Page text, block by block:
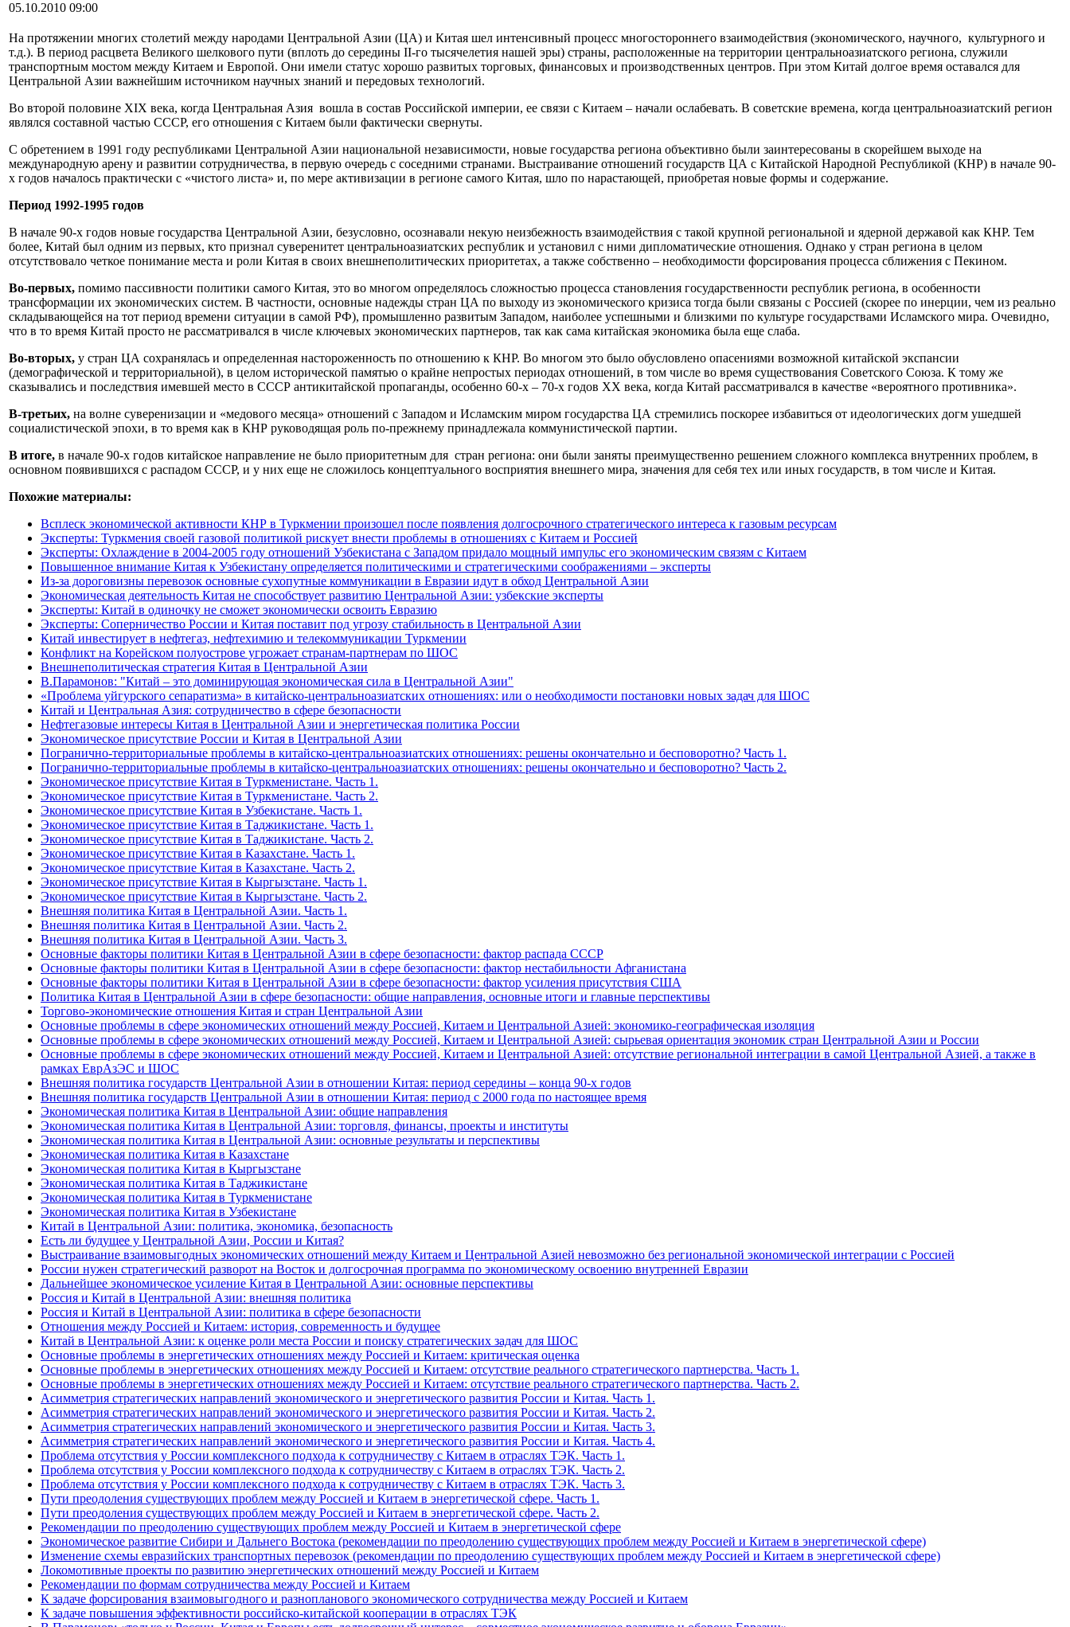
05.10.2010 09:00
На протяжении многих столетий между народами Центральной Азии (ЦА) и Китая шел интенсивный процесс многостороннего взаимодействия (экономического, научного, культурного и
т.д.). В период расцвета Великого шелкового пути (вплоть до середины II-го тысячелетия нашей эры) страны, расположенные на территории центральноазиатского региона, служили
транспортным мостом между Китаем и Европой. Они имели статус хорошо развитых торговых, финансовых и производственных центров. При этом Китай долгое время оставался для
Центральной Азии важнейшим источником научных знаний и передовых технологий.
Во второй половине XIX века, когда Центральная Азия вошла в состав Российской империи, ее связи с Китаем – начали ослабевать. В советские времена, когда центральноазиатский регион
являлся составной частью СССР, его отношения с Китаем были фактически свернуты.
С обретением в 1991 году республиками Центральной Азии национальной независимости, новые государства региона объективно были заинтересованы в скорейшем выходе на
международную арену и развитии сотрудничества, в первую очередь с соседними странами. Выстраивание отношений государств ЦА с Китайской Народной Республикой (КНР) в начале 90-
х годов началось практически с «чистого листа» и, по мере активизации в регионе самого Китая, шло по нарастающей, приобретая новые формы и содержание.
Период 1992-1995 годов
В начале 90-х годов новые государства Центральной Азии, безусловно, осознавали некую неизбежность взаимодействия с такой крупной региональной и ядерной державой как КНР. Тем
более, Китай был одним из первых, кто признал суверенитет центральноазиатских республик и установил с ними дипломатические отношения. Однако у стран региона в целом
отсутствовало четкое понимание места и роли Китая в своих внешнеполитических приоритетах, а также собственно – необходимости форсирования процесса сближения с Пекином.
Во-первых, помимо пассивности политики самого Китая, это во многом определялось сложностью процесса становления государственности республик региона, в особенности
трансформации их экономических систем. В частности, основные надежды стран ЦА по выходу из экономического кризиса тогда были связаны с Россией (скорее по инерции, чем из реально
складывающейся на тот период времени ситуации в самой РФ), промышленно развитым Западом, наиболее успешными и близкими по культуре государствами Исламского мира. Очевидно,
что в то время Китай просто не рассматривался в числе ключевых экономических партнеров, так как сама китайская экономика была еще слаба.
Во-вторых, у стран ЦА сохранялась и определенная настороженность по отношению к КНР. Во многом это было обусловлено опасениями возможной китайской экспансии
(демографической и территориальной), в целом исторической памятью о крайне непростых периодах отношений, в том числе во время существования Советского Союза. К тому же
сказывались и последствия имевшей место в СССР антикитайской пропаганды, особенно 60-х – 70-х годов XX века, когда Китай рассматривался в качестве «вероятного противника».
В-третьих, на волне суверенизации и «медового месяца» отношений с Западом и Исламским миром государства ЦА стремились поскорее избавиться от идеологических догм ушедшей
социалистической эпохи, в то время как в КНР руководящая роль по-прежнему принадлежала коммунистической партии.
В итоге, в начале 90-х годов китайское направление не было приоритетным для стран региона: они были заняты преимущественно решением сложного комплекса внутренних проблем, в
основном появившихся с распадом СССР, и у них еще не сложилось концептуального восприятия внешнего мира, значения для себя тех или иных государств, в том числе и Китая.
Похожие материалы:
Всплеск экономической активности КНР в Туркмении произошел после появления долгосрочного стратегического интереса к газовым ресурсам
Эксперты: Туркмения своей газовой политикой рискует внести проблемы в отношениях с Китаем и Россией
Эксперты: Охлаждение в 2004-2005 году отношений Узбекистана с Западом придало мощный импульс его экономическим связям с Китаем
Повышенное внимание Китая к Узбекистану определяется политическими и стратегическими соображениями – эксперты
Из-за дороговизны перевозок основные сухопутные коммуникации в Евразии идут в обход Центральной Азии
Экономическая деятельность Китая не способствует развитию Центральной Азии: узбекские эксперты
Эксперты: Китай в одиночку не сможет экономически освоить Евразию
Эксперты: Соперничество России и Китая поставит под угрозу стабильность в Центральной Азии
Китай инвестирует в нефтегаз, нефтехимию и телекоммуникации Туркмении
Конфликт на Корейском полуострове угрожает странам-партнерам по ШОС
Внешнеполитическая стратегия Китая в Центральной Азии
В.Парамонов: "Китай – это доминирующая экономическая сила в Центральной Азии"
«Проблема уйгурского сепаратизма» в китайско-центральноазиатских отношениях: или о необходимости постановки новых задач для ШОС
Китай и Центральная Азия: сотрудничество в сфере безопасности
Нефтегазовые интересы Китая в Центральной Азии и энергетическая политика России
Экономическое присутствие России и Китая в Центральной Азии
Погранично-территориальные проблемы в китайско-центральноазиатских отношениях: решены окончательно и бесповоротно? Часть 1.
Погранично-территориальные проблемы в китайско-центральноазиатских отношениях: решены окончательно и бесповоротно? Часть 2.
Экономическое присутствие Китая в Туркменистане. Часть 1.
Экономическое присутствие Китая в Туркменистане. Часть 2.
Экономическое присутствие Китая в Узбекистане. Часть 1.
Экономическое присутствие Китая в Таджикистане. Часть 1.
Экономическое присутствие Китая в Таджикистане. Часть 2.
Экономическое присутствие Китая в Казахстане. Часть 1.
Экономическое присутствие Китая в Казахстане. Часть 2.
Экономическое присутствие Китая в Кыргызстане. Часть 1.
Экономическое присутствие Китая в Кыргызстане. Часть 2.
Внешняя политика Китая в Центральной Азии. Часть 1.
Внешняя политика Китая в Центральной Азии. Часть 2.
Внешняя политика Китая в Центральной Азии. Часть 3.
Основные факторы политики Китая в Центральной Азии в сфере безопасности: фактор распада СССР
Основные факторы политики Китая в Центральной Азии в сфере безопасности: фактор нестабильности Афганистана
Основные факторы политики Китая в Центральной Азии в сфере безопасности: фактор усиления присутствия США
Политика Китая в Центральной Азии в сфере безопасности: общие направления, основные итоги и главные перспективы
Торгово-экономические отношения Китая и стран Центральной Азии
Основные проблемы в сфере экономических отношений между Россией, Китаем и Центральной Азией: экономико-географическая изоляция
Основные проблемы в сфере экономических отношений между Россией, Китаем и Центральной Азией: сырьевая ориентация экономик стран Центральной Азии и России
Основные проблемы в сфере экономических отношений между Россией, Китаем и Центральной Азией: отсутствие региональной интеграции в самой Центральной Азией, а также в
рамках ЕврАзЭС и ШОС
Внешняя политика государств Центральной Азии в отношении Китая: период середины – конца 90-х годов
Внешняя политика государств Центральной Азии в отношении Китая: период с 2000 года по настоящее время
Экономическая политика Китая в Центральной Азии: общие направления
Экономическая политика Китая в Центральной Азии: торговля, финансы, проекты и институты
Экономическая политика Китая в Центральной Азии: основные результаты и перспективы
Экономическая политика Китая в Казахстане
Экономическая политика Китая в Кыргызстане
Экономическая политика Китая в Таджикистане
Экономическая политика Китая в Туркменистане
Экономическая политика Китая в Узбекистане
Китай в Центральной Азии: политика, экономика, безопасность
Есть ли будущее у Центральной Азии, России и Китая?
Выстраивание взаимовыгодных экономических отношений между Китаем и Центральной Азией невозможно без региональной экономической интеграции с Россией
России нужен стратегический разворот на Восток и долгосрочная программа по экономическому освоению внутренней Евразии
Дальнейшее экономическое усиление Китая в Центральной Азии: основные перспективы
Россия и Китай в Центральной Азии: внешняя политика
Россия и Китай в Центральной Азии: политика в сфере безопасности
Отношения между Россией и Китаем: история, современность и будущее
Китай в Центральной Азии: к оценке роли места России и поиску стратегических задач для ШОС
Основные проблемы в энергетических отношениях между Россией и Китаем: критическая оценка
Основные проблемы в энергетических отношениях между Россией и Китаем: отсутствие реального стратегического партнерства. Часть 1.
Основные проблемы в энергетических отношениях между Россией и Китаем: отсутствие реального стратегического партнерства. Часть 2.
Асимметрия стратегических направлений экономического и энергетического развития России и Китая. Часть 1.
Асимметрия стратегических направлений экономического и энергетического развития России и Китая. Часть 2.
Асимметрия стратегических направлений экономического и энергетического развития России и Китая. Часть 3.
Асимметрия стратегических направлений экономического и энергетического развития России и Китая. Часть 4.
Проблема отсутствия у России комплексного подхода к сотрудничеству с Китаем в отраслях ТЭК. Часть 1.
Проблема отсутствия у России комплексного подхода к сотрудничеству с Китаем в отраслях ТЭК. Часть 2.
Проблема отсутствия у России комплексного подхода к сотрудничеству с Китаем в отраслях ТЭК. Часть 3.
Пути преодоления существующих проблем между Россией и Китаем в энергетической сфере. Часть 1.
Пути преодоления существующих проблем между Россией и Китаем в энергетической сфере. Часть 2.
Рекомендации по преодолению существующих проблем между Россией и Китаем в энергетической сфере
Экономическое развитие Сибири и Дальнего Востока (рекомендации по преодолению существующих проблем между Россией и Китаем в энергетической сфере)
Изменение схемы евразийских транспортных перевозок (рекомендации по преодолению существующих проблем между Россией и Китаем в энергетической сфере)
Локомотивные проекты по развитию энергетических отношений между Россией и Китаем
Рекомендации по формам сотрудничества между Россией и Китаем
К задаче форсирования взаимовыгодного и разнопланового экономического сотрудничества между Россией и Китаем
К задаче повышения эффективности российско-китайской кооперации в отраслях ТЭК